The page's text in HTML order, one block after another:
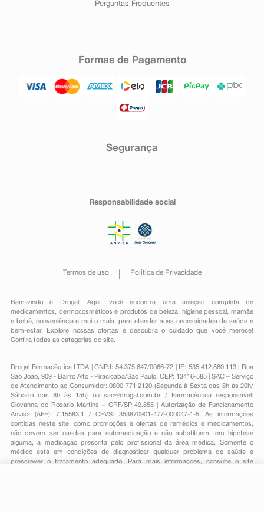
Perguntas Frequentes
Formas de Pagamento
Segurança
Responsabilidade social
Termos de uso Política de Privacidade
Bem-vindo à Drogal! Aqui, você encontra uma seleção completa de
medicamentos , dermocosméticos e produtos de beleza, higiene pessoal ,mamãe
e bebê, conveniênciae muito mais, para atender suas necessidades de saúde e
bem-estar. Explore nossas ofertas e descubra o cuidado que você merece!
Confira todas as categorias do site.
Drogal Farmacêutica LTDA | CNPJ: 54.375.647/0066-72 | IE: 535.412.860.113 | Rua
São João, 909 - Bairro Alto - Piracicaba/São Paulo, CEP: 13416-585 | SAC – Serviço
de Atendimento ao Consumidor: 0800 771 2120 (Segunda à Sexta das 8h às 20h/
Sábado das 8h às 15h) ou sac@drogal.com.br/ Farmacêutica responsável:
Giovanna do Rosario Martins – CRF/SP 49.855 | Autorização de Funcionamento
Anvisa (AFE): 7.15583.1 / CEVS: 353870901-477-000047-1-5. As informações
contidas neste site, como promoções e ofertas de remédios e medicamentos,
não devem ser usadas para automedicação e não substituem, em hipótese
alguma, a medicação prescrita pelo profissional da área médica. Somente o
médico está em condições de diagnosticar qualquer problema de saúde e
prescrever o tratamento adequado. Para mais informações, consulte o site